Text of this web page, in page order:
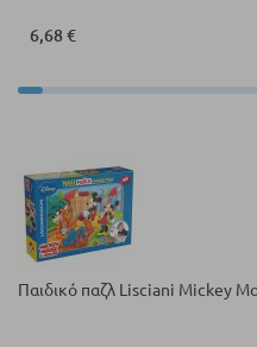
6,68 €
Παιδικό παζλ Lisciani Mickey